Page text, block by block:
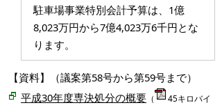
駐車場事業特別会計予算は、1億
8,023万円から7億4,023万6千円とな
ります。
【資料】（議案第58号から第59号まで）
平成30年度専決処分の概要 （
45キロバイ